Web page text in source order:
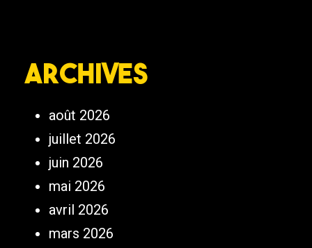
Archives
août 2026
juillet 2026
juin 2026
mai 2026
avril 2026
mars 2026